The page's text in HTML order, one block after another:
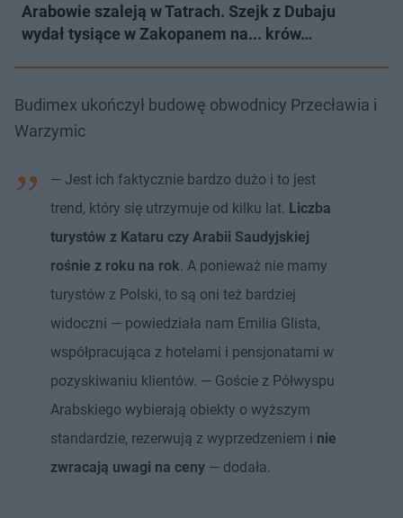
Arabowie szaleją w Tatrach. Szejk z Dubaju
wydał tysiące w Zakopanem na... krów…
Budimex ukończył budowę obwodnicy Przecławia i
‎Warzymic
— Jest ich faktycznie bardzo dużo i to jest
trend, który się utrzymuje od kilku lat. Liczba
turystów z Kataru czy Arabii Saudyjskiej
rośnie z roku na rok. A ponieważ nie mamy
turystów z Polski, to są oni też bardziej
widoczni — powiedziała nam Emilia Glista,
współpracująca z hotelami i pensjonatami w
pozyskiwaniu klientów. — Goście z Półwyspu
Arabskiego wybierają obiekty o wyższym
standardzie, rezerwują z wyprzedzeniem i nie
zwracają uwagi na ceny — dodała.